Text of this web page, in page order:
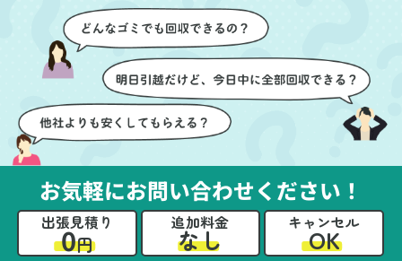
です。家族それぞれが必
要なものを確認しながら
進めることができ、安心
感を持って作業をお任せ
できました。さらに、作
業終了後には部屋全体を
清掃していただき、まる
で新しい家のような清潔
感に感動しました。
ただき、家全体がスムー
ズに片付いていくのがと
ても嬉しかったです。作
業が終わった後には、こ
ちらからお願いしなくて
も部屋を簡単に清掃して
いただけたのも好印象で
した。
いても教えていただき、
今後の片付けにも役立つ
知識が増えました。また
何かあれば、ぜひお願い
お気軽にお問い合わせください！
出張見積り
0円
追加料金
なし
キャンセル
OK